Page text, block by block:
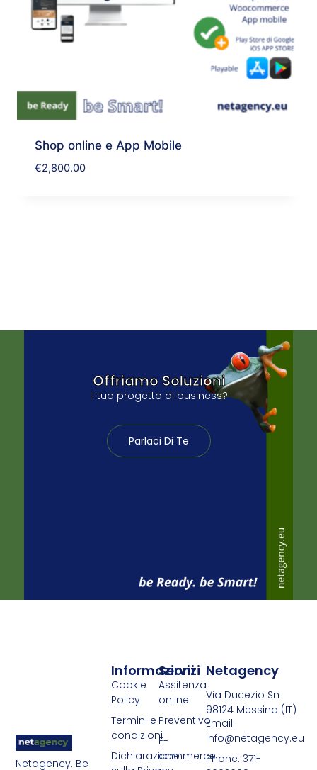
Shop online e App Mobile
€2,800.00
Offriamo Soluzioni
Il tuo progetto di business?
Parlaci Di Te
Netagency. Be
Servizi
Assitenza
online
Preventivo
E-
commerce
Informazioni
Cookie
Policy
Termini e
condizioni
Dichiarazione
Netagency
Via Ducezio Sn
98124 Messina (IT)
Email:
info@netagency.eu
Phone: 371-